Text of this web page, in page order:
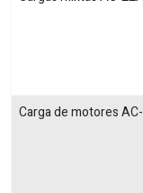
Carga de motores